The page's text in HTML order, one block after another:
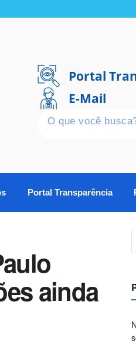
Portal
E-Mail
Portal Transparência
ainda